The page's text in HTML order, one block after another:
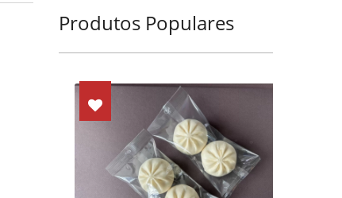
Produtos Populares